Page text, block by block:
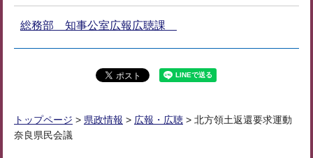
総務部 知事公室広報広聴課
トップページ > 県政情報 > 広報・広聴 > 北方領土返還要求運動
奈良県民会議